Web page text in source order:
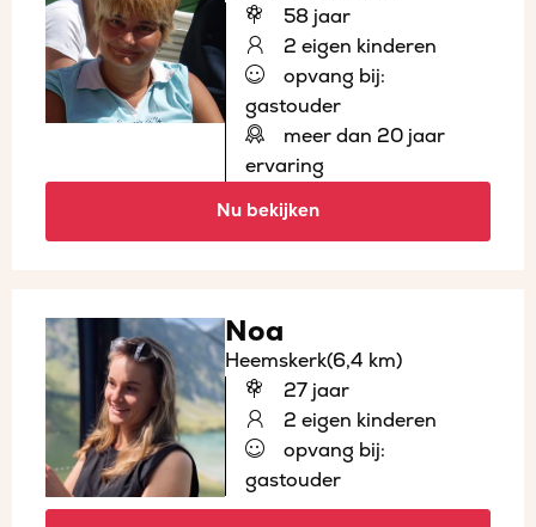
58 jaar
2 eigen kinderen
opvang bij:
gastouder
meer dan 20 jaar
ervaring
Nu bekijken
Noa
Heemskerk(6,4 km)
27 jaar
2 eigen kinderen
opvang bij:
gastouder